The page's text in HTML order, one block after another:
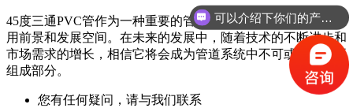
45度三通PVC管作为一种重要的管道连接元件，具有广泛的应
用前景和发展空间。在未来的发展中，随着技术的不断进步和
市场需求的增长，相信它将会成为管道系统中不可或缺的重要
组成部分。
您有任何疑问，请与我们联系
可以介绍下你们的产品么